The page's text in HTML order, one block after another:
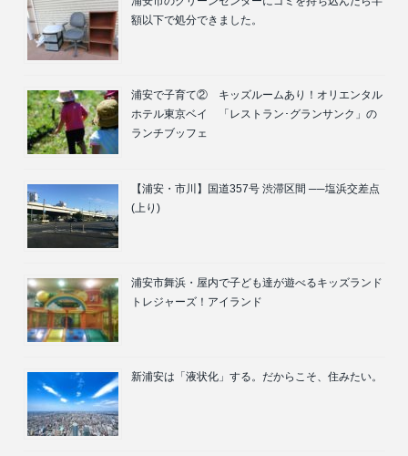
額以下で処分できました。
浦安で子育て② キッズルームあり！オリエンタル
ホテル東京ベイ 「レストラン･グランサンク」の
ランチブッフェ
【浦安・市川】国道357号 渋滞区間 ──塩浜交差点
(上り)
浦安市舞浜・屋内で子ども達が遊べるキッズランド
トレジャーズ！アイランド
新浦安は「液状化」する。だからこそ、住みたい。